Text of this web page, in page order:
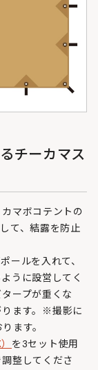
チーカマス
マボコテントの
て、結露を防止
ールを入れて、
うに設営してく
ープが重くな
ります。※撮影に
ます。
を3セット使用
整してくださ